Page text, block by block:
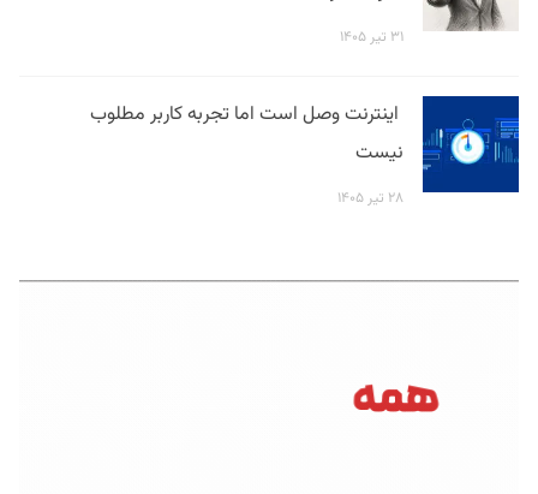
۳۱ تیر ۱۴۰۵
اینترنت وصل است اما تجربه کاربر مطلوب
نیست
۲۸ تیر ۱۴۰۵